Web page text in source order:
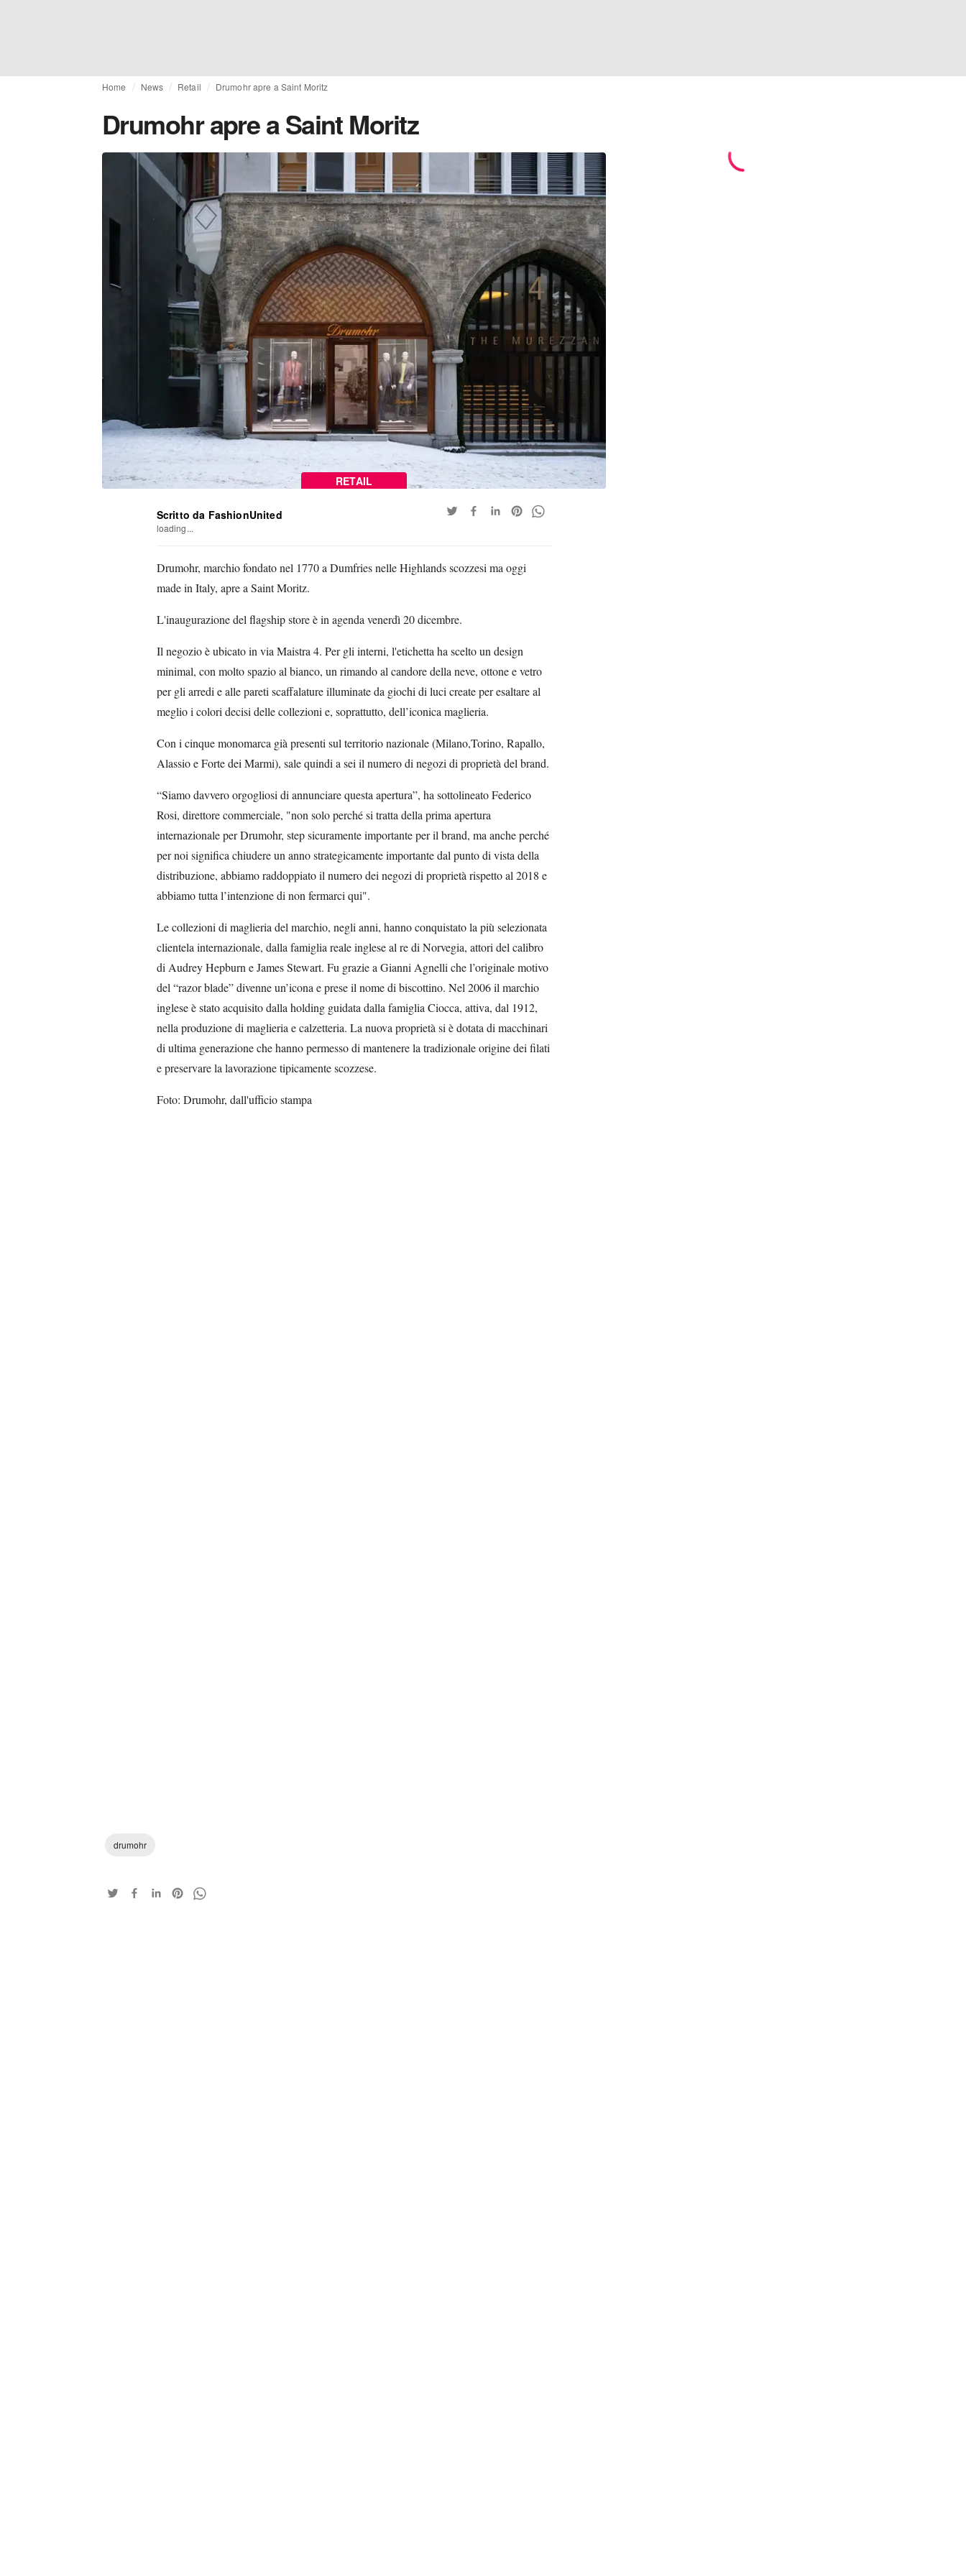
Home News Retail Drumohr apre a Saint Moritz
Drumohr apre a Saint Moritz
RETAIL
Scritto da FashionUnited
loading...
Drumohr, marchio fondato nel 1770 a Dumfries nelle Highlands scozzesi ma oggi
made in Italy, apre a Saint Moritz.
L'inaugurazione del flagship store è in agenda venerdì 20 dicembre.
Il negozio è ubicato in via Maistra 4. Per gli interni, l'etichetta ha scelto un design
minimal, con molto spazio al bianco, un rimando al candore della neve, ottone e vetro
per gli arredi e alle pareti scaffalature illuminate da giochi di luci create per esaltare al
meglio i colori decisi delle collezioni e, soprattutto, dell’iconica maglieria.
Con i cinque monomarca già presenti sul territorio nazionale (Milano,Torino, Rapallo,
Alassio e Forte dei Marmi), sale quindi a sei il numero di negozi di proprietà del brand.
“Siamo davvero orgogliosi di annunciare questa apertura”, ha sottolineato Federico
Rosi, direttore commerciale, "non solo perché si tratta della prima apertura
internazionale per Drumohr, step sicuramente importante per il brand, ma anche perché
per noi significa chiudere un anno strategicamente importante dal punto di vista della
distribuzione, abbiamo raddoppiato il numero dei negozi di proprietà rispetto al 2018 e
abbiamo tutta l’intenzione di non fermarci qui".
Le collezioni di maglieria del marchio, negli anni, hanno conquistato la più selezionata
clientela internazionale, dalla famiglia reale inglese al re di Norvegia, attori del calibro
di Audrey Hepburn e James Stewart. Fu grazie a Gianni Agnelli che l’originale motivo
del “razor blade” divenne un’icona e prese il nome di biscottino. Nel 2006 il marchio
inglese è stato acquisito dalla holding guidata dalla famiglia Ciocca, attiva, dal 1912,
nella produzione di maglieria e calzetteria. La nuova proprietà si è dotata di macchinari
di ultima generazione che hanno permesso di mantenere la tradizionale origine dei filati
e preservare la lavorazione tipicamente scozzese.
Foto: Drumohr, dall'ufficio stampa
drumohr